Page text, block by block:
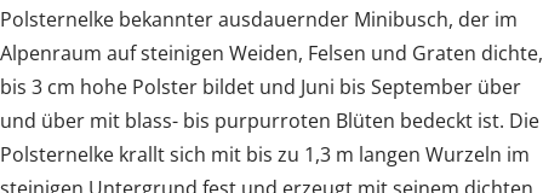
Polsternelke bekannter ausdauernder Minibusch, der im
Alpenraum auf steinigen Weiden, Felsen und Graten dichte,
bis 3 cm hohe Polster bildet und Juni bis September über
und über mit blass- bis purpurroten Blüten bedeckt ist. Die
Polsternelke krallt sich mit bis zu 1,3 m langen Wurzeln im